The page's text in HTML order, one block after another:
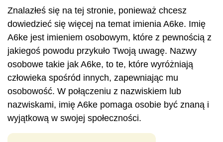
Znalazłeś się na tej stronie, ponieważ chcesz
dowiedzieć się więcej na temat imienia A6ke. Imię
A6ke jest imieniem osobowym, które z pewnością z
jakiegoś powodu przykuło Twoją uwagę. Nazwy
osobowe takie jak A6ke, to te, które wyróżniają
człowieka spośród innych, zapewniając mu
osobowość. W połączeniu z nazwiskiem lub
nazwiskami, imię A6ke pomaga osobie być znaną i
wyjątkową w swojej społeczności.